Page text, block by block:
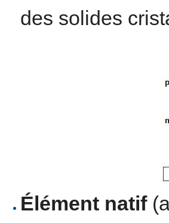
des solides
Élément natif